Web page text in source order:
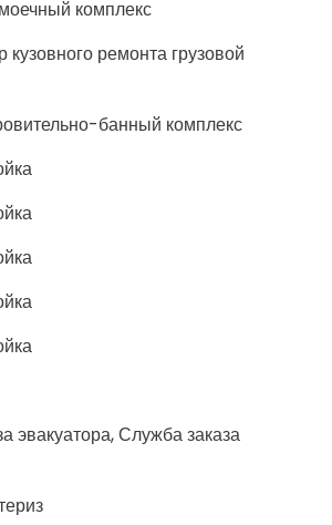
комплекс
кузовного ремонта грузовой
банный комплекс
эвакуатора, Служба заказа